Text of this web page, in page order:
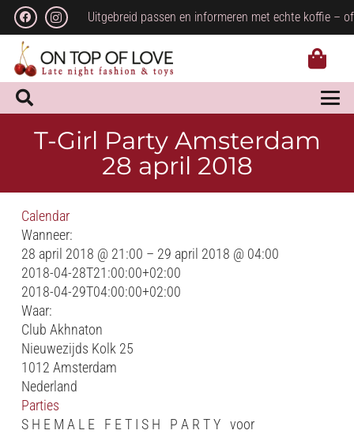
Uitgebreid passen en informeren met echte koffie –
T-Girl Party Amsterdam
28 april 2018
Calendar
Wanneer:
28 april 2018 @ 21:00 – 29 april 2018 @ 04:00
2018-04-28T21:00:00+02:00
2018-04-29T04:00:00+02:00
Waar:
Club Akhnaton
Nieuwezijds Kolk 25
1012 Amsterdam
Nederland
Parties
S H E M A L E F E T I S H P A R T Y voor